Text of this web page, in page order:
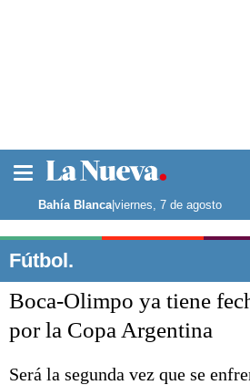
Noticias
La ciudad
Punta Alta
El mundo
Seguridad
Deportes
Bahía Blanca|viernes, 7 de agosto
Fútbol.
Boca-Olimpo ya tiene
por la Copa Argentina
Será la segunda vez que se